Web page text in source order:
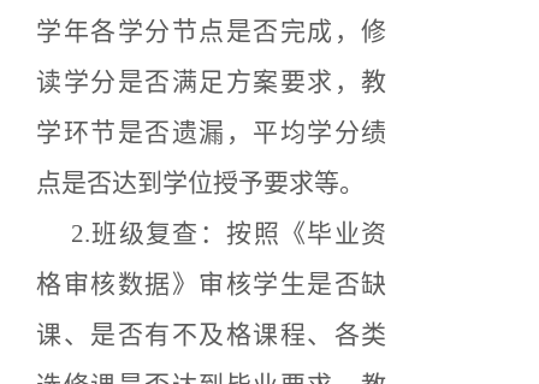
学年各学分节点是否完成，修
读学分是否满足方案要求，教
学环节是否遗漏，平均学分绩
点是否达到学位授予要求等。
2.班级复查：按照《毕业资
格审核数据》审核学生是否缺
课、是否有不及格课程、各类